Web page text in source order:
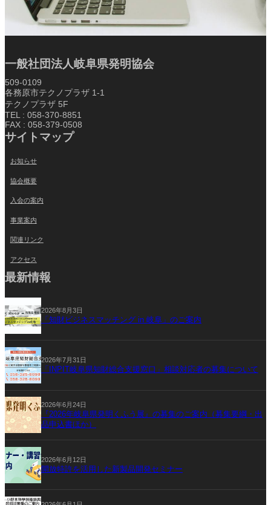
一般社団法人岐阜県発明協会
509-0109
各務原市テクノプラザ 1-1
テクノプラザ 5F
TEL : 058-370-8851
FAX : 058-379-0508
サイトマップ
お知らせ
協会概要
入会の案内
事業案内
関連リンク
アクセス
最新情報
2026年8月3日
「知財ビジネスマッチング in 岐阜」のご案内
2026年7月31日
「INPIT岐阜県知財総合支援窓口」相談対応者の募集について
2026年6月24日
『2026年岐阜県発明くふう展』の募集のご案内（募集要綱・出
品申込書ほか）
2026年6月12日
開放特許を活用した新製品開発セミナー